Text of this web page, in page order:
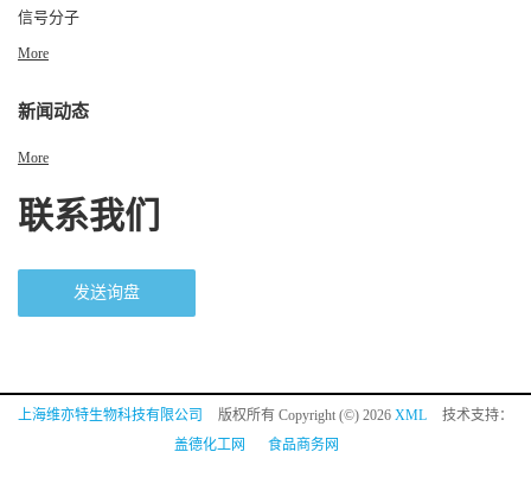
信号分子
More
新闻动态
More
联系我们
发送询盘
上海维亦特生物科技有限公司 版权所有 Copyright (©) 2026 XML
技术支持：
盖德化工网
食品商务网